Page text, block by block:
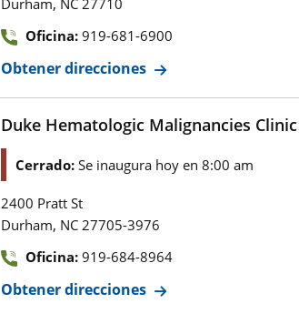
Durham NC 27710
Oficina: 919-681-6900
Obtener direcciones
Duke Hematologic Malignancies Clinic
Cerrado: Se inaugura hoy en 8:00 am
2400 Pratt St
Durham, NC 27705-3976
Oficina: 919-684-8964
Obtener direcciones